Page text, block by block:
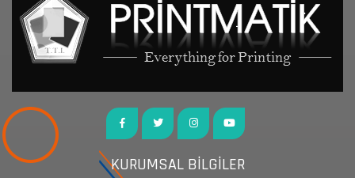
KURUMSAL BİLGİLER